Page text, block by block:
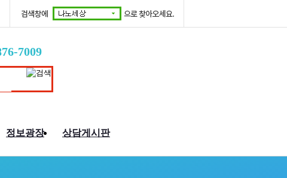
7009
정보광장 상담게시판